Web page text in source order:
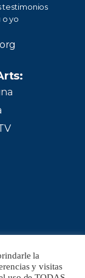
testimonios
yo
la
y visitas